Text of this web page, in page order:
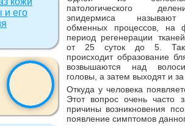
патологического
эпидермиса
обменных процессов, на
период регенерации
от 25 суток до 5.
происходит образование
возвышаются над
головы, а затем выходят и
Откуда у человека
Этот вопрос очень часто
причины возникновения
появление симптомов
и его